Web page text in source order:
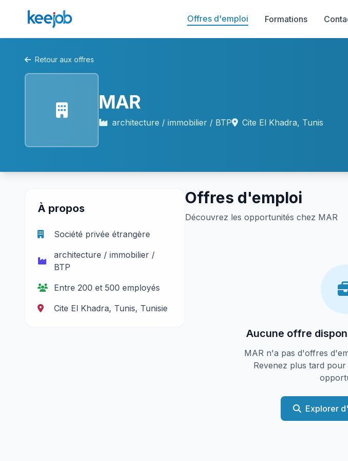
Offres d'emploi Formations
Retour aux offres
MAR
architecture / immobilier / BTP Cite El Khadra, Tunis
À propos
Société privée étrangère
architecture / immobilier /
BTP
Entre 200 et 500 employés
Cite El Khadra, Tunis, Tunisie
Offres d'emploi
Découvrez les opportunités chez MAR
Aucune offre
MAR n'a pas d'offres
Revenez plus tard
Explorer